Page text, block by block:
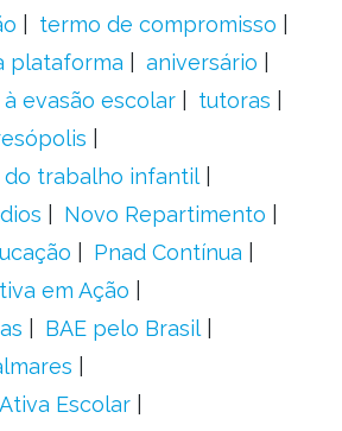
termo de compromisso
plataforma
aniversário
evasão escolar
tutoras
trabalho infantil
Novo Repartimento
Pnad Contínua
em Ação
BAE pelo Brasil
Escolar